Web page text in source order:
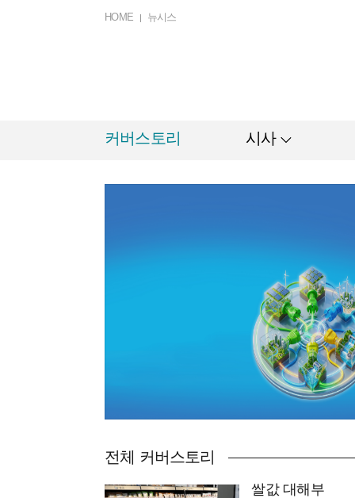
HOME 뉴시스
커버스토리 시사
전체 커버스토리
쌀값 대해부